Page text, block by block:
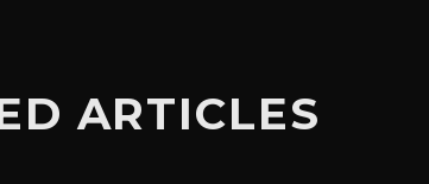
ARTICLES